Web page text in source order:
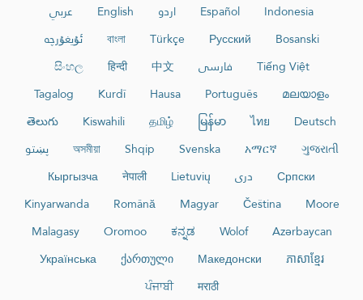
عربي English اردو Español
Indonesia
ئۇيغۇرچە
বাংলা Türkçe Русский
Bosanski
සිංහල
हिन्दी 中文 فارسی
Tiếng Việt
Tagalog
Kurdî Hausa Português
മലയാളം
తెలుగు
Kiswahili தமிழ் မြန်မာ ไทย
Deutsch
پښتو
অসমীয়া Shqip Svenska አማርኛ
ગુજરાતી
Кыргызча
नेपाली Lietuvių دری
Српски
Kinyarwanda
Română Magyar Čeština
Moore
Malagasy
Oromoo ಕನ್ನಡ Wolof
Azərbaycan
Українська
ქართული Македонски
ភាសាខ្មែរ
ਪੰਜਾਬੀ
मराठी